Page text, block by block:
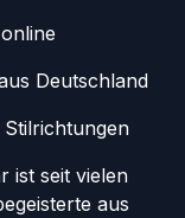
Deutschland
ist seit vielen
aus